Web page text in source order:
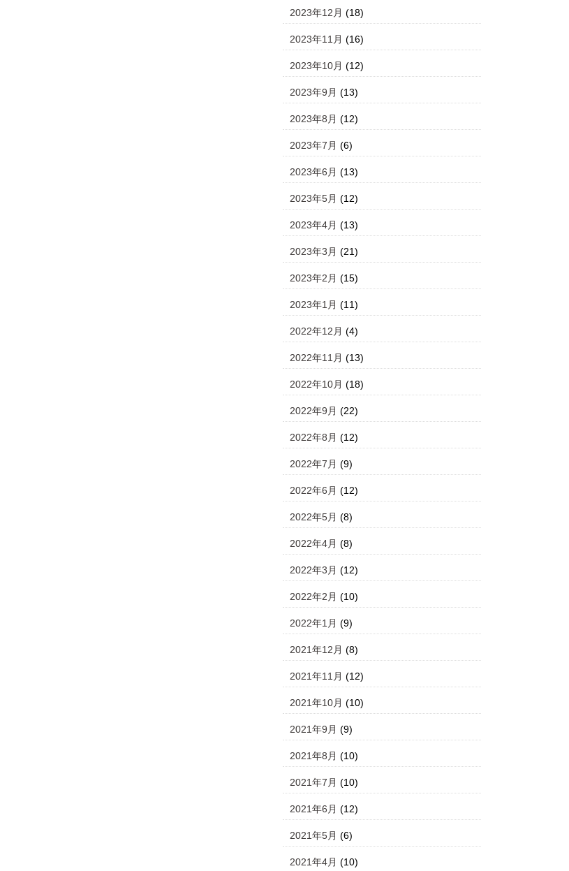
2023年12月 (18)
2023年11月 (16)
2023年10月 (12)
2023年9月 (13)
2023年8月 (12)
2023年7月 (6)
2023年6月 (13)
2023年5月 (12)
2023年4月 (13)
2023年3月 (21)
2023年2月 (15)
2023年1月 (11)
2022年12月 (4)
2022年11月 (13)
2022年10月 (18)
2022年9月 (22)
2022年8月 (12)
2022年7月 (9)
2022年6月 (12)
2022年5月 (8)
2022年4月 (8)
2022年3月 (12)
2022年2月 (10)
2022年1月 (9)
2021年12月 (8)
2021年11月 (12)
2021年10月 (10)
2021年9月 (9)
2021年8月 (10)
2021年7月 (10)
2021年6月 (12)
2021年5月 (6)
2021年4月 (10)